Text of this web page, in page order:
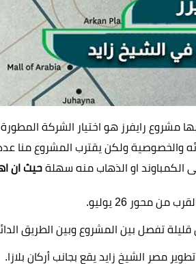
مشروع رايفرز هو اختيار الشركة
والخصوصية ولكن يقترب المشروع منا
الكمباوند او الذهاب منه سهلة حيث ان
من محور 26 يوليو.
قليلة تفصل بين المشروع وبين الطريق
مصر الشيخ زايد يقع بجانب أركان بلازا.